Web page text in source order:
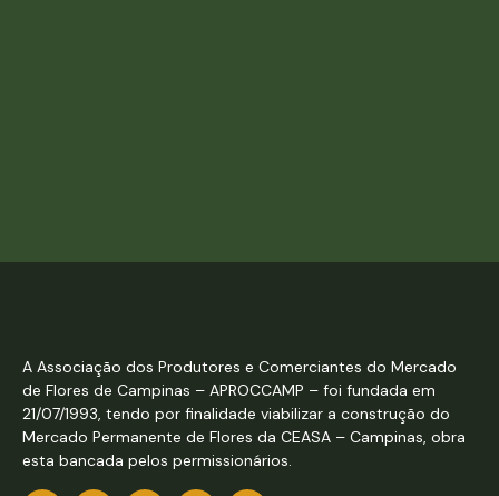
A Associação dos Produtores e Comerciantes do Mercado
de Flores de Campinas – APROCCAMP – foi fundada em
21/07/1993, tendo por finalidade viabilizar a construção do
Mercado Permanente de Flores da CEASA – Campinas, obra
esta bancada pelos permissionários.